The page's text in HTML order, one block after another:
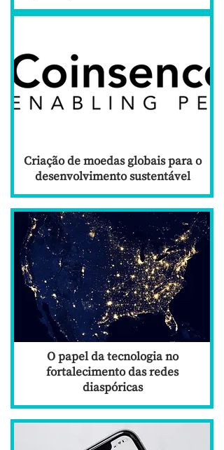
Criação de moedas globais para o
desenvolvimento sustentável
O papel da tecnologia no
fortalecimento das redes
diaspóricas